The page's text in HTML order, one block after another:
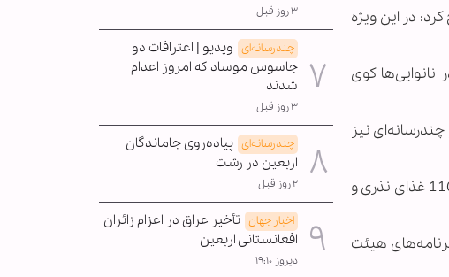
در این ویژه
کوی
نیز
وی با اشاره به توزیع ۱۱۰ بسته معیشتی عیدانه بین نیازمندان مناطق محروم رشت، اظهار کرد: پخت سه هزار و 110 غذای نذری و
در شب عید غدیر از دیگر برنامه‌های هیئت
۳ روز قبل
چندرسانه‌ای ویدیو | اعترافات دو
جاسوس موساد که امروز اعدام
شدند
۳ روز قبل
چندرسانه‌ای پیاده‌روی جاماندگان
اربعین در رشت
۲ روز قبل
اخبار جهان تأخیر عراق در اعزام زائران
افغانستانی اربعین
دیروز ۱۹:۱۰